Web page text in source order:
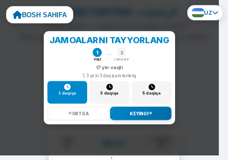
BOSH SAHIFA UZ
To'g'ri javob — arqon siz tomonga tortiladi.
Noto'g'ri javob — arqon raqib tomonga siljiydi va darhol
yangi savol chiqadi.
JAMOALARNI TAYYORLANG
1
Vaqt
2
Jamoalar
O'yin vaqti
1, 3 yoki 5 daqiqani tanlang
1 daqiqa 3 daqiqa 5 daqiqa
ORTGA KEYINGI